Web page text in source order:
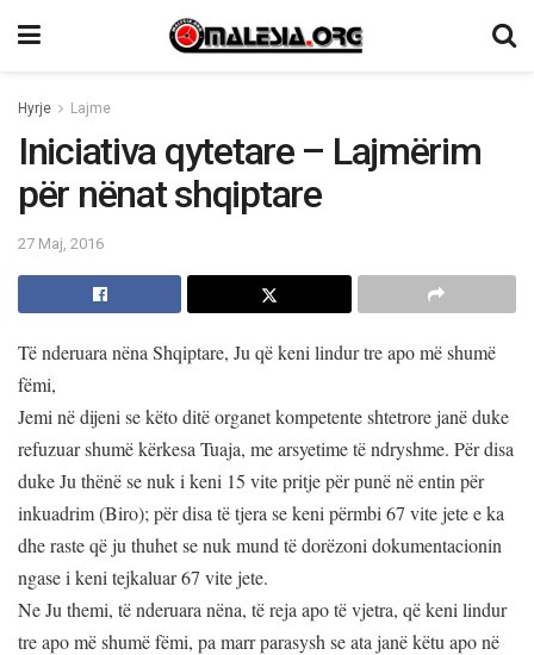
Hyrje Lajme
Iniciativa qytetare – Lajmërim
për nënat shqiptare
27 Maj, 2016
Të nderuara nëna Shqiptare, Ju që keni lindur tre apo më shumë
fëmi,
Jemi në dijeni se këto ditë organet kompetente shtetrore janë duke
refuzuar shumë kërkesa Tuaja, me arsyetime të ndryshme. Për disa
duke Ju thënë se nuk i keni 15 vite pritje për punë në entin për
inkuadrim (Biro); për disa të tjera se keni përmbi 67 vite jete e ka
dhe raste që ju thuhet se nuk mund të dorëzoni dokumentacionin
ngase i keni tejkaluar 67 vite jete.
Ne Ju themi, të nderuara nëna, të reja apo të vjetra, që keni lindur
tre apo më shumë fëmi, pa marr parasysh se ata janë këtu apo në